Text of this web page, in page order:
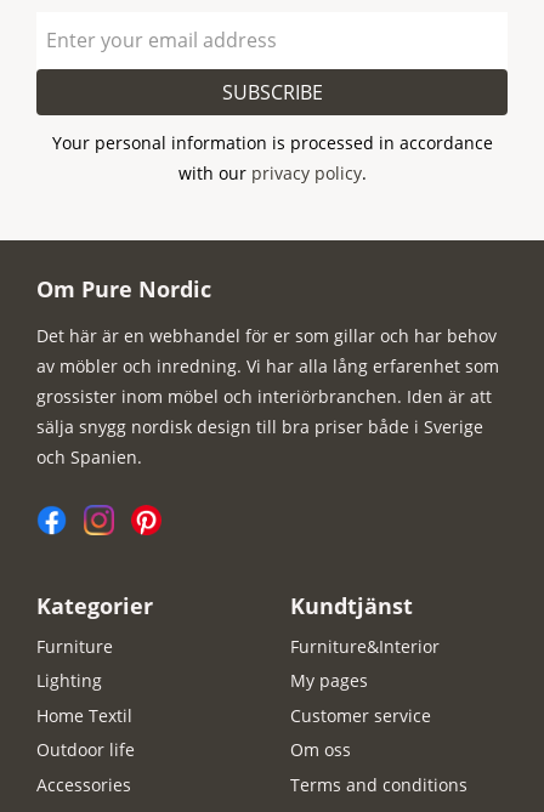
SUBSCRIBE
Your personal information is processed in accordance
with our privacy policy.
Om Pure Nordic
Det här är en webhandel för er som gillar och har behov
av möbler och inredning. Vi har alla lång erfarenhet som
grossister inom möbel och interiörbranchen. Iden är att
sälja snygg nordisk design till bra priser både i Sverige
och Spanien.
Kategorier
Furniture
Lighting
Home Textil
Outdoor life
Accessories
Kundtjänst
Furniture&Interior
My pages
Customer service
Om oss
Terms and conditions